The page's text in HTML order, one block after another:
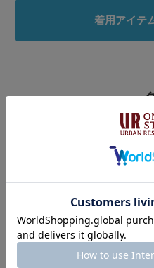
着用アイテ
#最旬パンツスタイ
#メンズファ
#洒落見えＴシャツコーデ #
#着回し力抜群アイテム #シ